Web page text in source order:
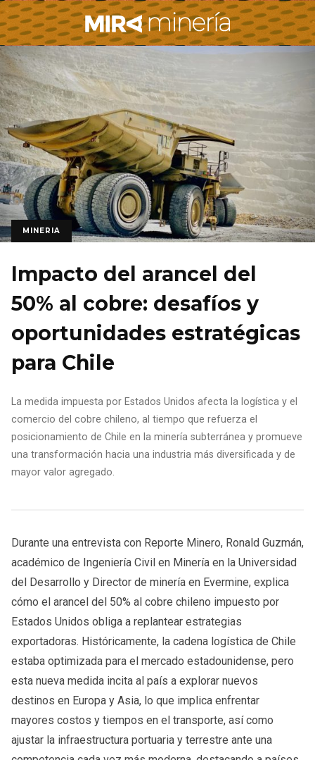
MINERIA
Impacto del arancel del
50% al cobre: desafíos y
oportunidades estratégicas
para Chile
La medida impuesta por Estados Unidos afecta la logística y el
comercio del cobre chileno, al tiempo que refuerza el
posicionamiento de Chile en la minería subterránea y promueve
una transformación hacia una industria más diversificada y de
mayor valor agregado.
Durante una entrevista con Reporte Minero, Ronald Guzmán,
académico de Ingeniería Civil en Minería en la Universidad
del Desarrollo y Director de minería en Evermine, explica
cómo el arancel del 50% al cobre chileno impuesto por
Estados Unidos obliga a replantear estrategias
exportadoras. Históricamente, la cadena logística de Chile
estaba optimizada para el mercado estadounidense, pero
esta nueva medida incita al país a explorar nuevos
destinos en Europa y Asia, lo que implica enfrentar
mayores costos y tiempos en el transporte, así como
ajustar la infraestructura portuaria y terrestre ante una